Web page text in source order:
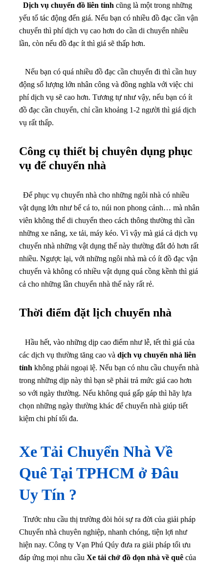
Dịch vụ chuyển đồ liên tỉnh cũng là một trong những
yếu tố tác động đến giá. Nếu bạn có nhiều đồ đạc cần vận
chuyển thì phí dịch vụ cao hơn do cần di chuyển nhiều
lần, còn nếu đồ đạc ít thì giá sẽ thấp hơn.
Nếu bạn có quá nhiều đồ đạc cần chuyển đi thì cần huy
động số lượng lớn nhân công và đồng nghĩa với việc chi
phí dịch vụ sẽ cao hơn. Tương tự như vậy, nếu bạn có ít
đồ đạc cần chuyển, chỉ cần khoảng 1-2 người thì giá dịch
vụ rất thấp.
Công cụ thiết bị chuyên dụng phục
vụ để chuyển nhà
Để phục vụ chuyển nhà cho những ngôi nhà có nhiều
vật dụng lớn như bể cá to, núi non phong cảnh… mà nhân
viên không thể di chuyển theo cách thông thường thì cần
những xe nâng, xe tải, máy kéo. Vì vậy mà giá cả dịch vụ
chuyển nhà những vật dụng thế này thường đắt đỏ hơn rất
nhiều. Ngược lại, với những ngôi nhà mà có ít đồ đạc vận
chuyển và không có nhiều vật dụng quá cồng kềnh thì giá
cả cho những lần chuyển nhà thế này rất rẻ.
Thời điểm đặt lịch chuyển nhà
Hầu hết, vào những dịp cao điểm như lễ, tết thì giá của
các dịch vụ thường tăng cao và dịch vụ chuyển nhà liên
tỉnh không phải ngoại lệ. Nếu bạn có nhu cầu chuyển nhà
trong những dịp này thì bạn sẽ phải trả mức giá cao hơn
so với ngày thường. Nếu không quá gấp gáp thì hãy lựa
chọn những ngày thường khác để chuyển nhà giúp tiết
kiệm chi phí tối đa.
Xe Tải Chuyển Nhà Về
Quê Tại TPHCM ở Đâu
Uy Tín ?
Trước nhu cầu thị trường đòi hỏi sự ra đời của giải pháp
Chuyển nhà chuyên nghiệp, nhanh chóng, tiện lợi như
hiện nay. Công ty Vạn Phú Qúy đưa ra giải pháp tối ưu
đáp ứng mọi nhu cầu Xe tải chở đồ dọn nhà về quê của